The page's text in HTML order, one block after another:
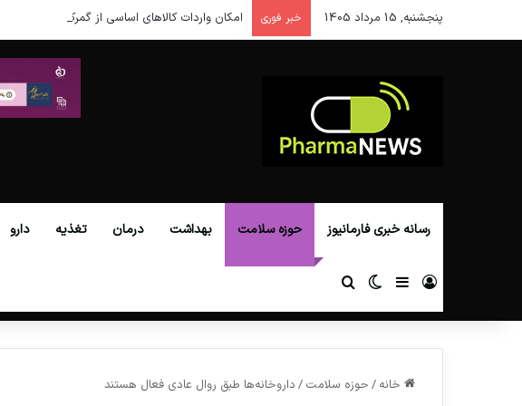
پنجشنبه, 15 مرداد 1405 خبر فوری امکان واردات کالاهای اساسی از گمرکات همه
رسانه خبری فارمانیوز حوزه سلامت بهداشت درمان تغذیه دارو
ورود سایدبارتغییر پوسته
خانه / حوزه سلامت / داروخانه‌ها طبق روال عادی فعال هستند